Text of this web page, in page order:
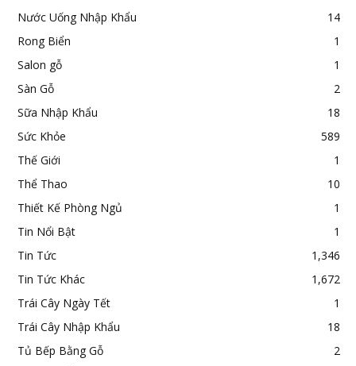
Nước Uống Nhập Khẩu
14
Rong Biển
1
Salon gỗ
1
Sàn Gỗ
2
Sữa Nhập Khẩu
18
Sức Khỏe
589
Thế Giới
1
Thể Thao
10
Thiết Kế Phòng Ngủ
1
Tin Nổi Bật
1
Tin Tức
1,346
Tin Tức Khác
1,672
Trái Cây Ngày Tết
1
Trái Cây Nhập Khẩu
18
Tủ Bếp Bằng Gỗ
2